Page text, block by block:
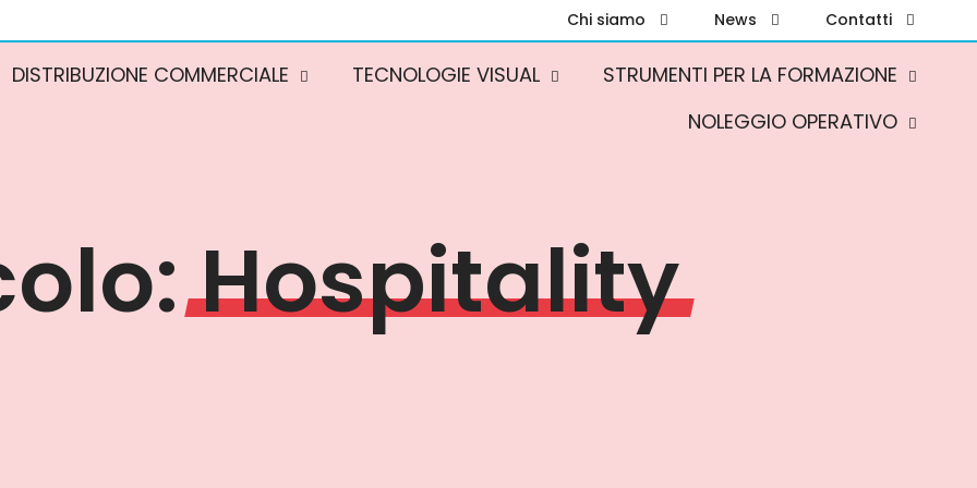
Chi siamo News Contatti
DISTRIBUZIONE COMMERCIALE TECNOLOGIE VISUAL
STRUMENTI PER LA FORMAZIONE
NOLEGGIO OPERATIVO
Hospitality